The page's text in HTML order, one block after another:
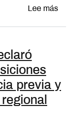
Lee más
previa y